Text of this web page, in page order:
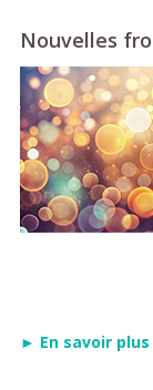
Nouvelles
► En savoir plus